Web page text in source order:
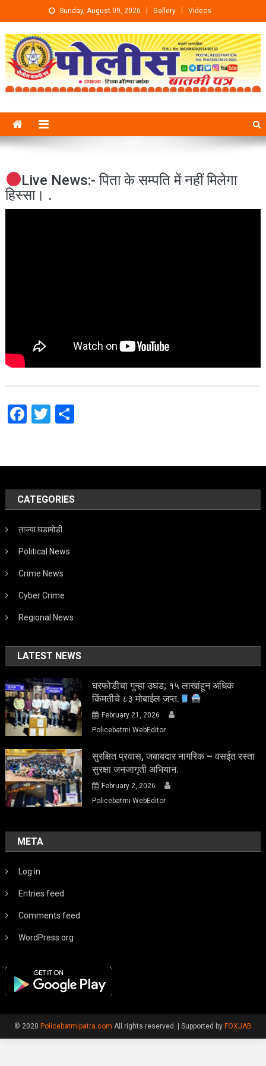
Skip to content Sunday, August 09, 2026 Gallery Videos
Live News:- पिता के सम्पति में नहीं मिलेगा
हिस्सा। .
Facebook
Twitter
Share
CATEGORIES
ताज्या घडामोडी
Political News
Crime News
Cyber Crime
Regional News
LATEST NEWS
घरफोडीचा गुन्हा उघड; १५ लाखांहून अधिक
किंमतीचे ८३ मोबाईल जप्त.
February 21, 2026
Policebatmi WebEditor
सुरक्षित प्रवास, जबाबदार नागरिक – वसईत रस्ता
सुरक्षा जनजागृती अभियान.
February 2, 2026
Policebatmi WebEditor
META
Log in
Entries feed
Comments feed
WordPress.org
© 2020 Policebatmipatra.com All rights reserved. Supported by FOXJAB